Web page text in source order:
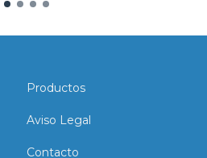
Productos
Aviso Legal
Contacto